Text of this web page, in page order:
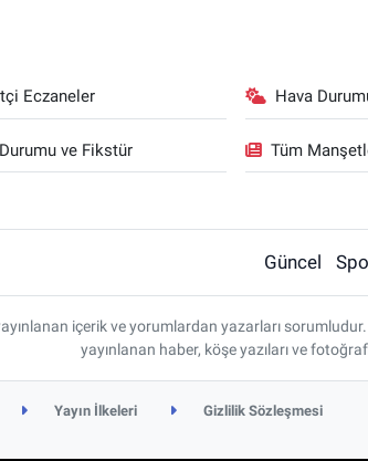
Eczaneler Hava
ve Fikstür Tüm
Güncel
içerik ve yorumlardan yazarları
yayınlanan haber, köşe yazıları ve
Yayın İlkeleri Gizlilik Sözleşmesi